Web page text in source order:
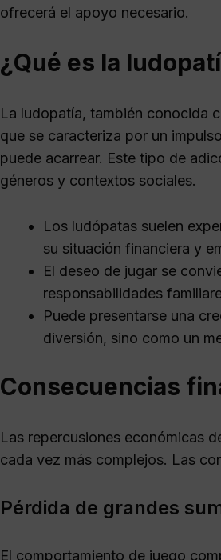
ofrecerá el apoyo necesario.
¿Qué es la
La ludopatía, también conocida
que se caracteriza por un
puede acarrear. Este tipo de
géneros y contextos sociales.
Los ludópatas suelen
su situación financiera y
El deseo de jugar se
responsabilidades
Puede presentarse una
diversión, sino como un
Consecuencias
Las repercusiones económicas
cada vez más complejos. Las
Pérdida de grandes
El comportamiento de juego